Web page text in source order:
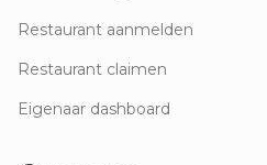
Restaurant aanmelden
Restaurant claimen
Eigenaar dashboard